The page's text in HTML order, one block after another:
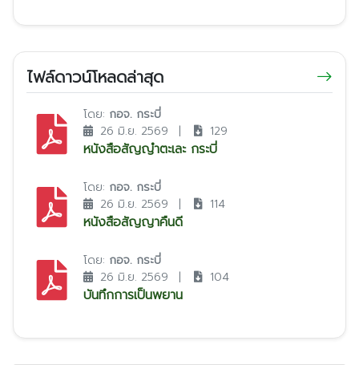
ไฟล์ดาวน์โหลดล่าสุด
โดย: กอจ. กระบี่
26 มิ.ย. 2569
| 129
หนังสือสัญญำตะเละ กระบี่
โดย: กอจ. กระบี่
26 มิ.ย. 2569
| 114
หนังสือสัญญาคืนดี
โดย: กอจ. กระบี่
26 มิ.ย. 2569
| 104
บันทึกการเป็นพยาน